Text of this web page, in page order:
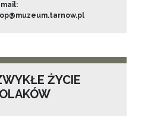
ŻYCIE